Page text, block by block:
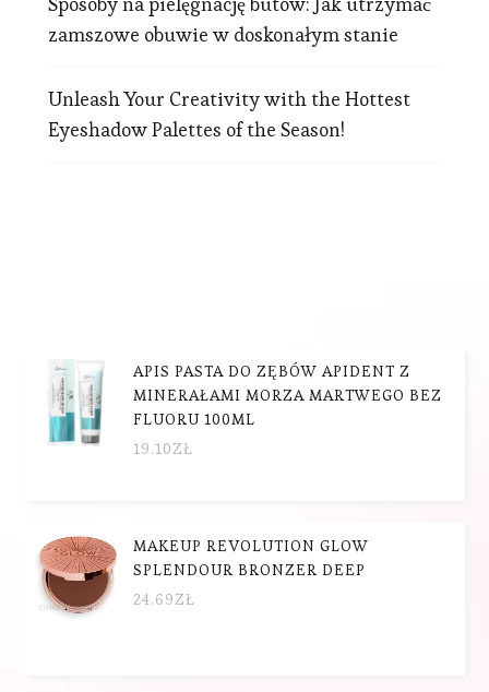
zamszowe obuwie w doskonałym stanie
Unleash Your Creativity with the Hottest
Eyeshadow Palettes of the Season!
APIS PASTA DO ZĘBÓW APIDENT Z
MINERAŁAMI MORZA MARTWEGO BEZ
FLUORU 100ML
19.10ZŁ
MAKEUP REVOLUTION GLOW
SPLENDOUR BRONZER DEEP
24.69ZŁ